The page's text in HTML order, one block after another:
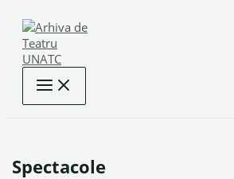
content
Spectacole